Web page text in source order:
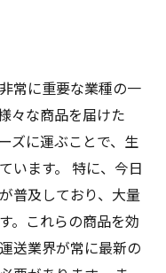
常に重要な業種の一
々な商品を届けた
ズに運ぶことで、生
います。 特に、今日
普及しており、大量
。これらの商品を効
送業界が常に最新の